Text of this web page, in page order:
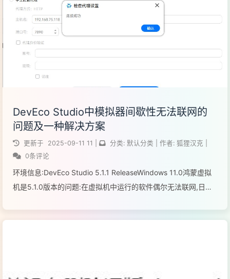
DevEco Studio中模拟器间歇性无法联网的
问题及一种解决方案
更新于 2025-09-11 11 分类: 默认分类 作者: 狐狸汉克
0条评论
环境信息:DevEco Studio 5.1.1 ReleaseWindows 11.0鸿蒙虚拟
机是5.1.0版本的问题:在虚拟机中运行的软件偶尔无法联网,日志